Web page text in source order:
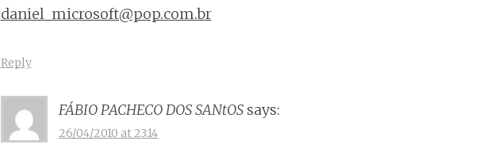
daniel_microsoft@pop.com.br
Reply
FÁBIO PACHECO DOS SANtOS says:
26/04/2010 at 23:14